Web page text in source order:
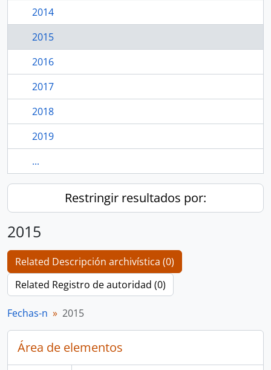
2014
2015
2016
2017
2018
2019
...
Restringir resultados por:
2015
Related Descripción archivística (0)
Related Registro de autoridad (0)
Fechas-n 2015
Área de elementos